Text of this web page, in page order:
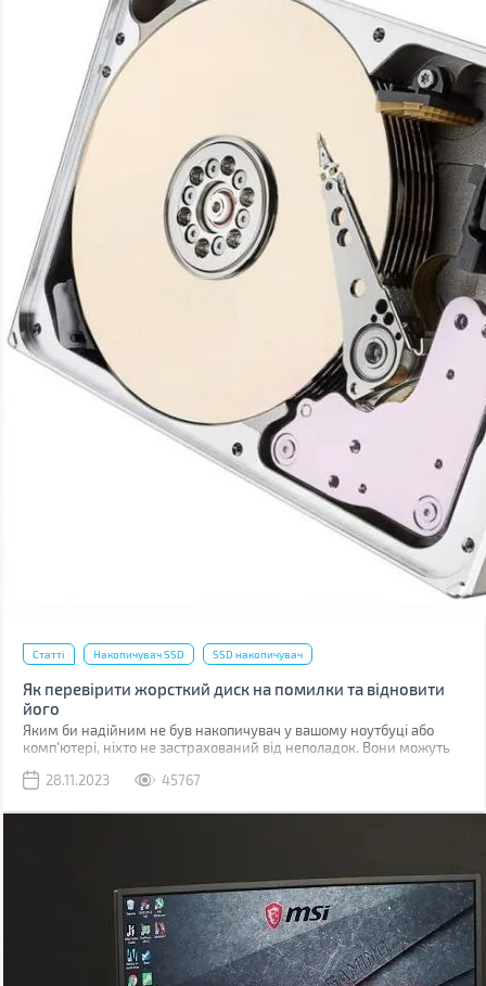
Статті Накопичувач SSD SSD накопичувач
Як перевірити жорсткий диск на помилки та відновити
його
Яким би надійним не був накопичувач у вашому ноутбуці або
комп'ютері, ніхто не застрахований від неполадок. Вони можуть
ушкодженнями комірок пам'яті.
28.11.2023 45767